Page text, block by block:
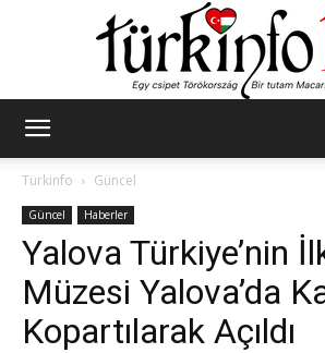
Türkinfo
Güncel
Güncel Haberler
Yalova Türkiye’nin
Müzesi Yalova’da
Kopartılarak Açıldı